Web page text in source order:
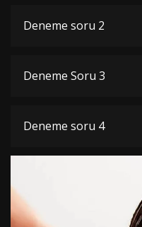
Deneme soru 2
Deneme Soru 3
Deneme soru 4